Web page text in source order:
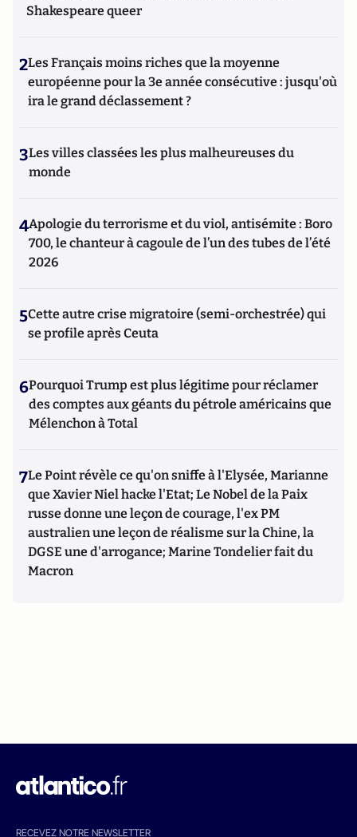
Shakespeare queer
2Les Français moins riches que la moyenne
européenne pour la 3e année consécutive : jusqu'où
ira le grand déclassement ?
3Les villes classées les plus malheureuses du
monde
4Apologie du terrorisme et du viol, antisémite : Boro
700, le chanteur à cagoule de l’un des tubes de l’été
2026
5Cette autre crise migratoire (semi-orchestrée) qui
se profile après Ceuta
6Pourquoi Trump est plus légitime pour réclamer
des comptes aux géants du pétrole américains que
Mélenchon à Total
7Le Point révèle ce qu'on sniffe à l'Elysée, Marianne
que Xavier Niel hacke l'Etat; Le Nobel de la Paix
russe donne une leçon de courage, l'ex PM
australien une leçon de réalisme sur la Chine, la
DGSE une d'arrogance; Marine Tondelier fait du
Macron
RECEVEZ NOTRE NEWSLETTER